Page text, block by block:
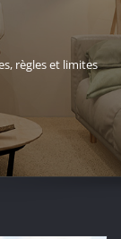
règles et limites